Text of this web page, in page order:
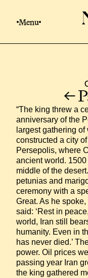
Menu
“The king threw a
anniversary of the
largest gathering
constructed a city
Persepolis, where
ancient world.
middle of the
petunias and
ceremony with a
Great. As he
said: ‘Rest in
world, Iran still
humanity. Even in
has never died.’
power. Oil prices
passing year Iran
the king gathered